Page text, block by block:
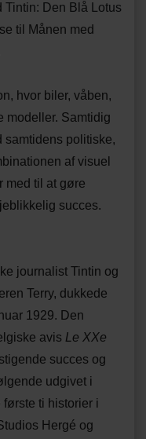
Tintin: Den Blå Lotus
til Månen med
hvor biler, våben,
modeller. Samtidig
samtidens politiske,
af visuel
med til at gøre
succes.
journalist Tintin og
Terry, dukkede
1929. Den
avis Le XXe
succes og
udgivet i
ti historier i
Hergé og